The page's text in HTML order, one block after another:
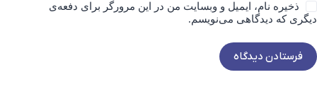
ذخیره نام، ایمیل و وبسایت من در این مرورگر برای دفعه‌ی
دیگری که دیدگاهی می‌نویسم.
فرستادن دیدگاه